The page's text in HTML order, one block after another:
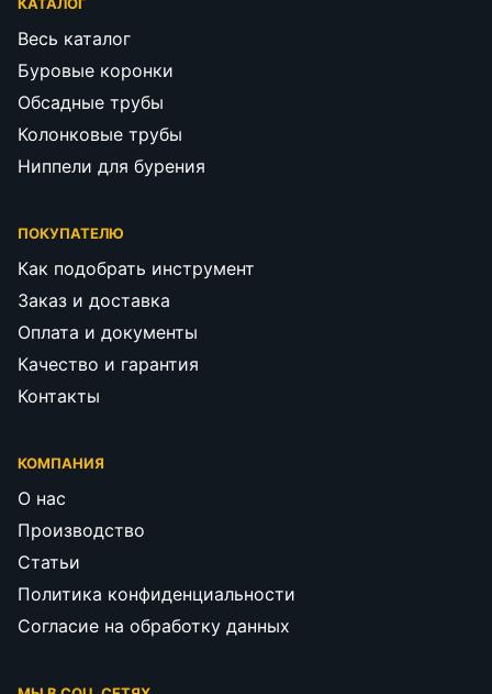
КАТАЛОГ
Весь каталог
Буровые коронки
Обсадные трубы
Колонковые трубы
Ниппели для бурения
ПОКУПАТЕЛЮ
Как подобрать инструмент
Заказ и доставка
Оплата и документы
Качество и гарантия
Контакты
КОМПАНИЯ
О нас
Производство
Статьи
Политика конфиденциальности
Согласие на обработку данных